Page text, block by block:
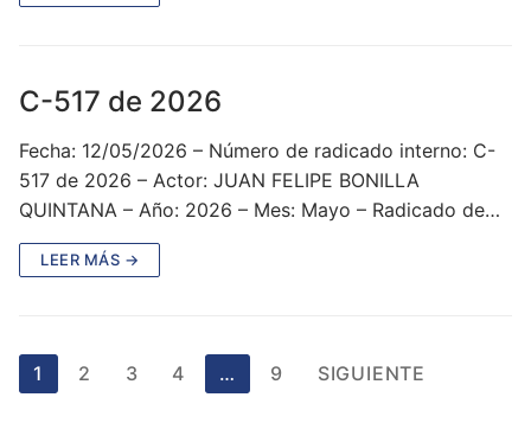
C-517 de 2026
Fecha: 12/05/2026 – Número de radicado interno: C-
517 de 2026 – Actor: JUAN FELIPE BONILLA
QUINTANA – Año: 2026 – Mes: Mayo – Radicado de…
LEER MÁS →
Paginación
de
1 2 3 4 … 9 SIGUIENTE